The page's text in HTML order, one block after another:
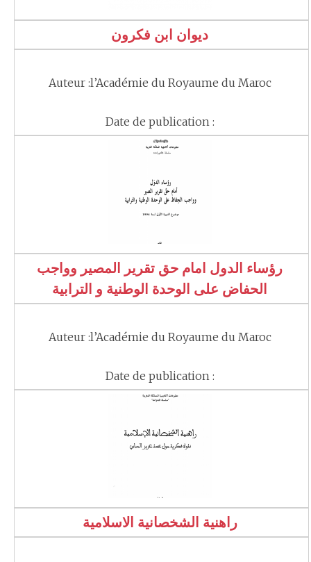
ديوان ابن فكرون
Auteur :l’Académie du Royaume du Maroc
Date de publication :
رؤساء الدول امام حق تقرير المصير وواجب
الحفاض على الوحدة الوطنية و الترابية
Auteur :l’Académie du Royaume du Maroc
Date de publication :
راهنية الشخصانية الاسلامية